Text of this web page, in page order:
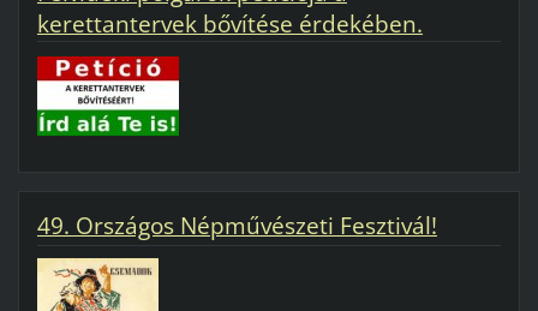
kerettantervek bővítése érdekében.
49. Országos Népművészeti Fesztivál!